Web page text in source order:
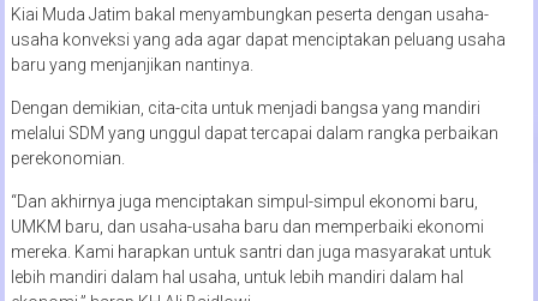
Kiai Muda Jatim bakal menyambungkan peserta dengan usaha-
usaha konveksi yang ada agar dapat menciptakan peluang usaha
baru yang menjanjikan nantinya.
Dengan demikian, cita-cita untuk menjadi bangsa yang mandiri
melalui SDM yang unggul dapat tercapai dalam rangka perbaikan
perekonomian.
“Dan akhirnya juga menciptakan simpul-simpul ekonomi baru,
UMKM baru, dan usaha-usaha baru dan memperbaiki ekonomi
mereka. Kami harapkan untuk santri dan juga masyarakat untuk
lebih mandiri dalam hal usaha, untuk lebih mandiri dalam hal